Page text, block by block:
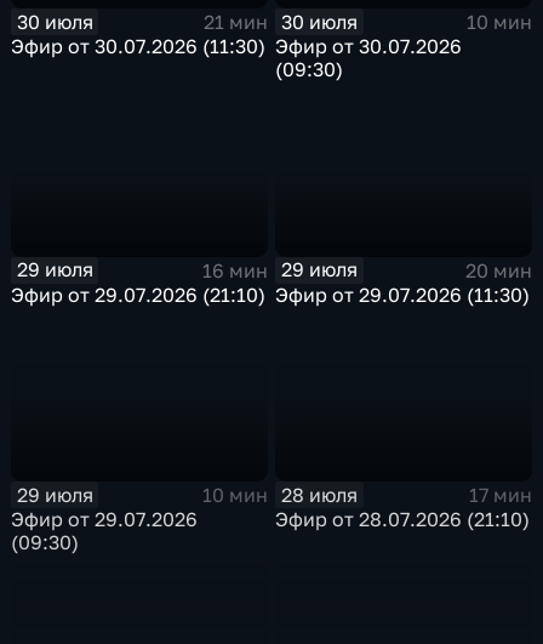
30 июля
21 мин
Эфир от 30.07.2026 (11:30)
30 июля
10 мин
Эфир от 30.07.2026
(09:30)
29 июля
16 мин
Эфир от 29.07.2026 (21:10)
29 июля
20 мин
Эфир от 29.07.2026 (11:30)
29 июля
10 мин
Эфир от 29.07.2026
(09:30)
28 июля
17 мин
Эфир от 28.07.2026 (21:10)